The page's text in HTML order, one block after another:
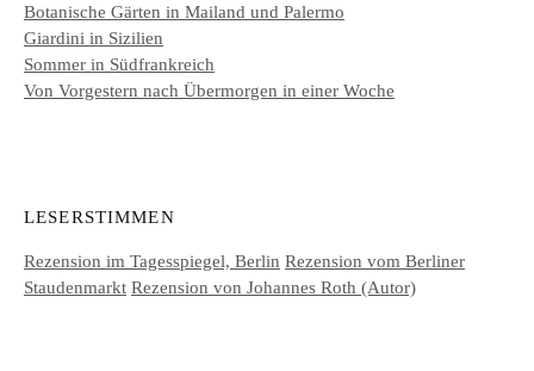
Botanische Gärten in Mailand und Palermo
Giardini in Sizilien
Sommer in Südfrankreich
Von Vorgestern nach Übermorgen in einer Woche
LESERSTIMMEN
Rezension im Tagesspiegel, Berlin Rezension vom Berliner
Staudenmarkt Rezension von Johannes Roth (Autor)